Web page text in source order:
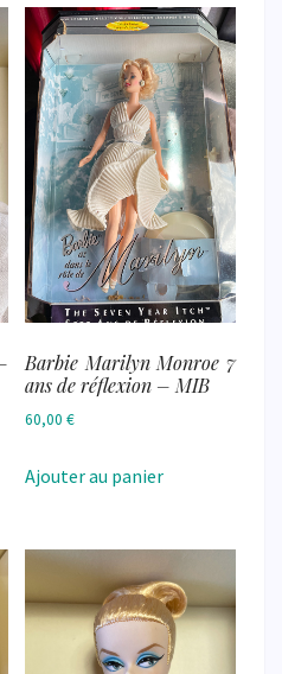
Barbie Marilyn Monroe 7
ans de réflexion – MIB
60,00€
Ajouter au panier